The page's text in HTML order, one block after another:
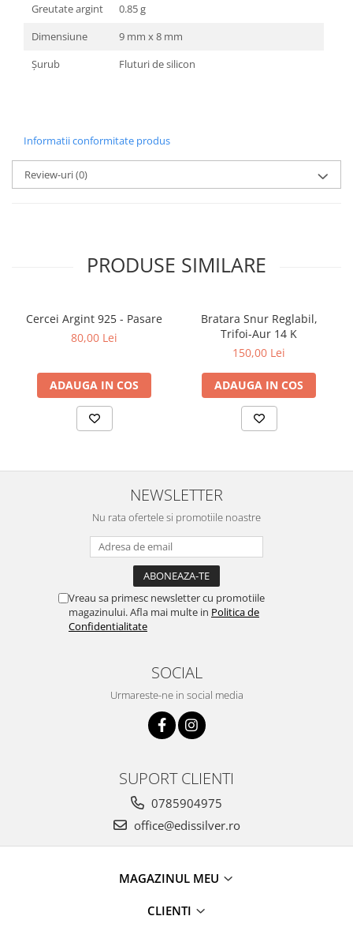
Greutate argint
0.85 g
Dimensiune
9 mm x 8 mm
Șurub
Fluturi de silicon
Informatii conformitate produs
Review-uri(0)
PRODUSE SIMILARE
Cercei Argint 925 - Pasare
80,00 Lei
ADAUGA IN COS
Bratara Snur Reglabil,
Trifoi-Aur 14 K
150,00 Lei
ADAUGA IN COS
NEWSLETTER
Nu rata ofertele si promotiile noastre
Vreau sa primesc newsletter cu promotiile
magazinului. Afla mai multe in Politica de
Confidentialitate
SOCIAL
Urmareste-ne in social media
SUPORT CLIENTI
0785904975
office@edissilver.ro
MAGAZINUL MEU
CLIENTI